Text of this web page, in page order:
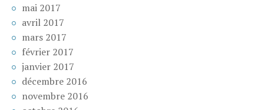
mai 2017
avril 2017
mars 2017
février 2017
janvier 2017
décembre 2016
novembre 2016